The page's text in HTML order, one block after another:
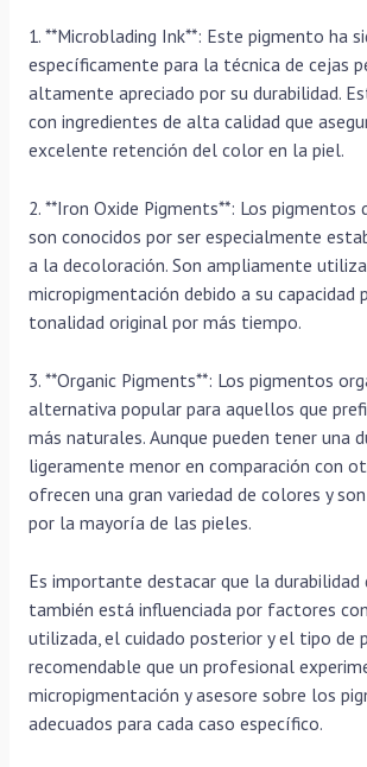
1. **Microblading Ink**: Este pigmento ha
específicamente para la técnica de cejas
altamente apreciado por su durabilidad.
con ingredientes de alta calidad que
excelente retención del color en la piel.
2. **Iron Oxide Pigments**: Los pigmentos
son conocidos por ser especialmente
a la decoloración. Son ampliamente
micropigmentación debido a su capacidad
tonalidad original por más tiempo.
3. **Organic Pigments**: Los pigmentos
alternativa popular para aquellos que
más naturales. Aunque pueden tener una
ligeramente menor en comparación con
ofrecen una gran variedad de colores y
por la mayoría de las pieles.
Es importante destacar que la
también está influenciada por factores
utilizada, el cuidado posterior y el tipo de
recomendable que un profesional
micropigmentación y asesore sobre los
adecuados para cada caso específico.